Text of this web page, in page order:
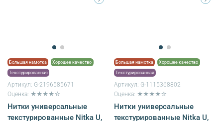
Большая намотка Хорошее качество
Текстурированная
Артикул: G-2196585671
Оценка: ★★★★☆
Нитки универсальные
текстурированные Nitka U,
Большая намотка Хорошее качество
Текстурированная
Артикул: G-1115368802
Оценка: ★★★★☆
Нитки универсальные
текстурированные Nitka U,